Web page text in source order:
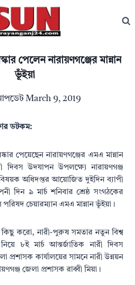
পেলেন নারায়ণগঞ্জের মান্নান
ভূঁইয়া
March 9, 2019
ডটকম:
পেয়েছেন নারায়ণগঞ্জের এমএ মান্নান
দিবস উদযাপন উপলক্ষ্যে নারায়ণগঞ্জ
অধিদপ্তর আয়োজিত দুইদিন ব্যাপী
দিন ৯ মার্চ শনিবার শ্রেষ্ঠ সংগঠকের
চেয়ারম্যান এমএ মান্নান ভূঁইয়া।
কিছু করো, নারী-পুরুষ সমতার নতুন বিশ্ব
৮ই মার্চ আন্তর্জাতিক নারী দিবস
প্রশাসক কার্যালয়ের সামনে নারী উন্নয়ন
জেলা প্রশাসক রাব্বী মিয়া।